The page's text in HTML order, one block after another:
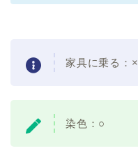
家具に乗る：×
染色：○